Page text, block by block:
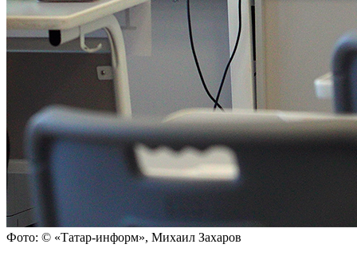
Фото: © «Татар-информ», Михаил Захаров